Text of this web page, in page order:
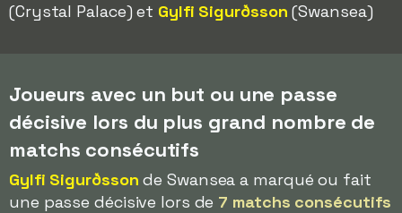
(Crystal Palace) et Gylfi Sigurðsson (Swansea)
Joueurs avec un but ou une passe
décisive lors du plus grand nombre de
matchs consécutifs
Gylfi Sigurðsson de Swansea a marqué ou fait
une passe décisive lors de 7 matchs consécutifs